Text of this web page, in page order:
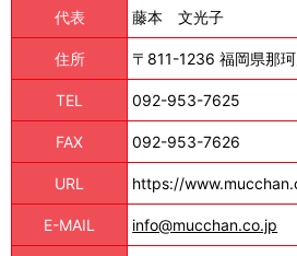
代表 藤本 文光子
住所 〒811-1236 福岡県那
TEL 092-953-7625
FAX 092-953-7626
URL https://
E-MAIL info@mucchan.co.jp